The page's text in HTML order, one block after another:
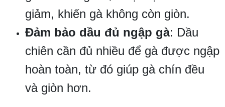
giảm, khiến gà không còn giòn.
Đảm bảo dầu đủ ngập gà: Dầu
chiên cần đủ nhiều để gà được ngập
hoàn toàn, từ đó giúp gà chín đều
và giòn hơn.